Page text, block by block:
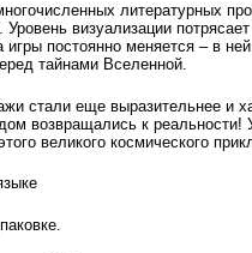
литературных
визуализации
постоянно меняется – в
тайнами Вселенной.
стали еще выразительнее и
возвращались к реальности!
великого космического